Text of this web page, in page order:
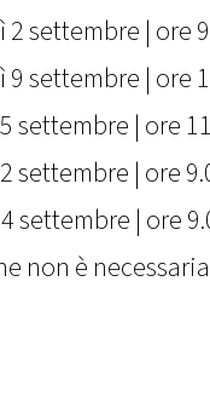
2 settembre | ore
9 settembre | ore
settembre | ore
settembre | ore
settembre | ore
non è